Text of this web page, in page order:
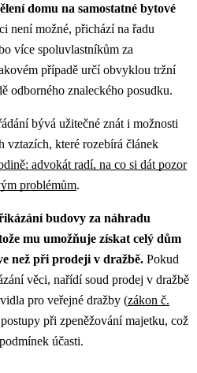
domu na samostatné bytové
není možné, přichází na řadu
více spoluvlastníkům za
případě určí obvyklou tržní
odborného znaleckého posudku.
bývá užitečné znát i možnosti
vztazích, které rozebírá článek
advokát radí, na co si dát pozor
problémům.
budovy za náhradu
mu umožňuje získat celý dům
než při prodeji v dražbě. Pokud
věci, nařídí soud prodej v dražbě
pro veřejné dražby (zákon č.
při zpeněžování majetku, což
účasti.